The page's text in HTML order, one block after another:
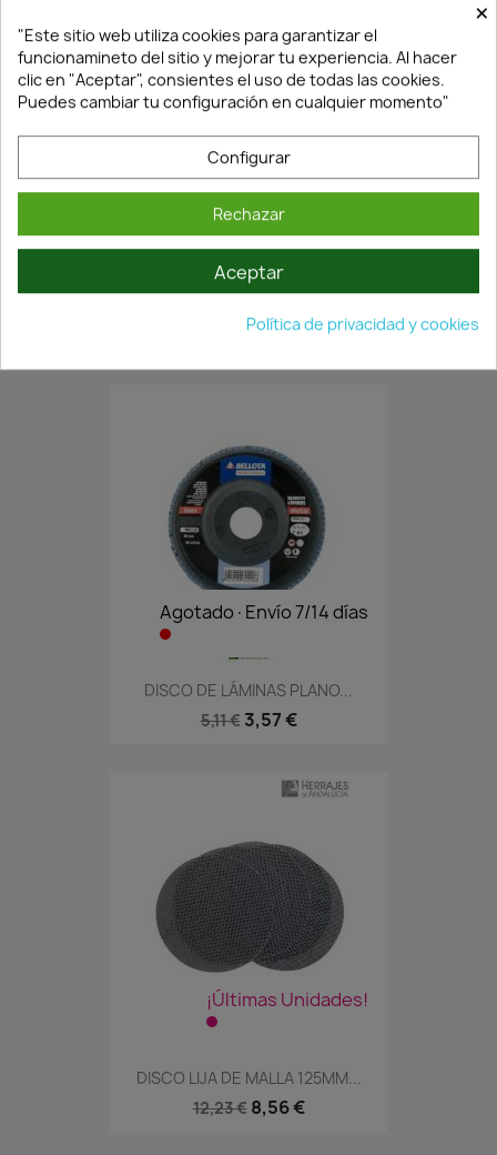
En Stock·Envío 24/48h
15,61 €
Agotado·Envío 7/14 días
DISCO DE LÁMINAS PLANO...
5,11 € 3,57 €
¡Últimas Unidades!
DISCO LIJA DE MALLA 125MM...
12,23 € 8,56 €
×
"Este sitio web utiliza cookies para garantizar el
funcionamineto del sitio y mejorar tu experiencia. Al hacer
clic en "Aceptar", consientes el uso de todas las cookies.
Puedes cambiar tu configuración en cualquier momento"
Configurar
Rechazar
Aceptar
Política de privacidad y cookies